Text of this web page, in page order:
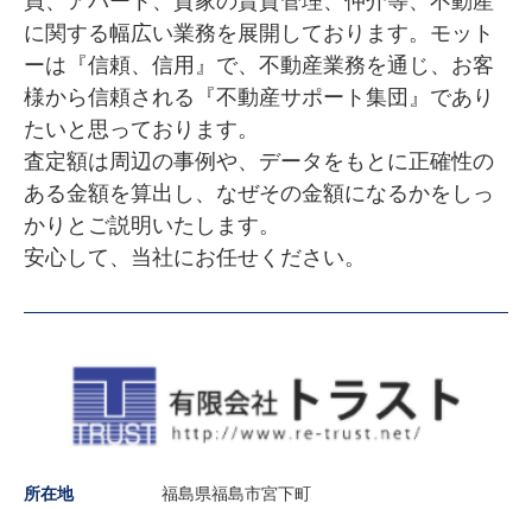
に関する幅広い業務を展開しております。モット
ーは『信頼、信用』で、不動産業務を通じ、お客
様から信頼される『不動産サポート集団』であり
たいと思っております。
査定額は周辺の事例や、データをもとに正確性の
ある金額を算出し、なぜその金額になるかをしっ
かりとご説明いたします。
安心して、当社にお任せください。
所在地
福島県福島市宮下町